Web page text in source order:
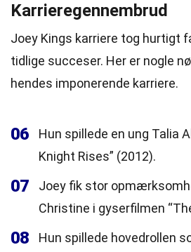
Karrieregennembrud
Joey Kings karriere tog hurtigt
tidlige succeser. Her er nogle
hendes imponerende karriere.
06
Hun spillede en ung Talia
Knight Rises” (2012).
07
Joey fik stor
Christine i gyserfilmen
08
Hun spillede hovedrollen